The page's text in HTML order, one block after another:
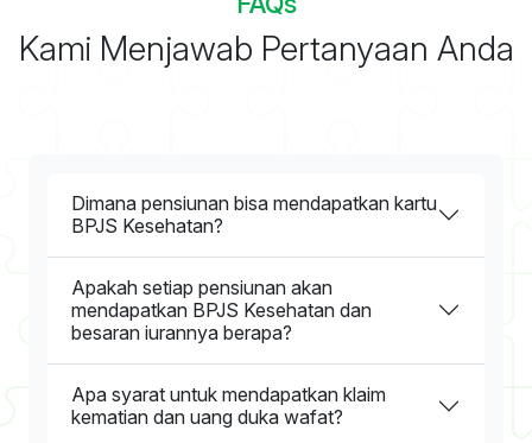
Kami Menjawab Pertanyaan Anda
Dimana pensiunan bisa mendapatkan kartu
BPJS Kesehatan?
Apakah setiap pensiunan akan
mendapatkan BPJS Kesehatan dan
besaran iurannya berapa?
Apa syarat untuk mendapatkan klaim
kematian dan uang duka wafat?